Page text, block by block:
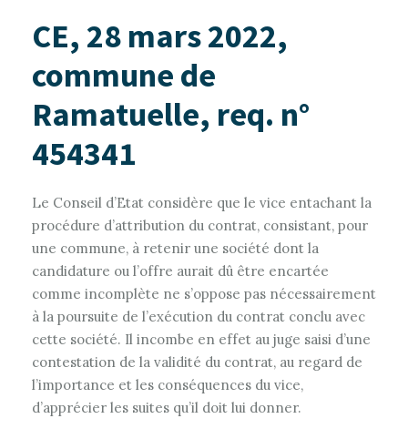
CE, 28 mars 2022,
commune de
Ramatuelle, req. n°
454341
Le Conseil d’Etat considère que le vice entachant la
procédure d’attribution du contrat, consistant, pour
une commune, à retenir une société dont la
candidature ou l’offre aurait dû être encartée
comme incomplète ne s’oppose pas nécessairement
à la poursuite de l’exécution du contrat conclu avec
cette société. Il incombe en effet au juge saisi d’une
contestation de la validité du contrat, au regard de
l’importance et les conséquences du vice,
d’apprécier les suites qu’il doit lui donner.